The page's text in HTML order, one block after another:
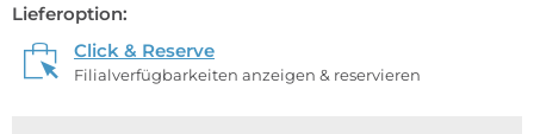
Lieferoption:
Click & Reserve
Filialverfügbarkeiten anzeigen & reservieren